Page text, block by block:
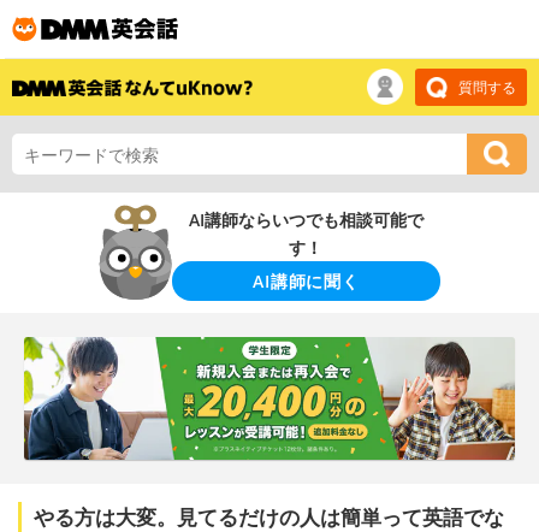
質問する
AI講師ならいつでも相談可能で
す！
AI講師に聞く
やる方は大変。見てるだけの人は簡単って英語でな